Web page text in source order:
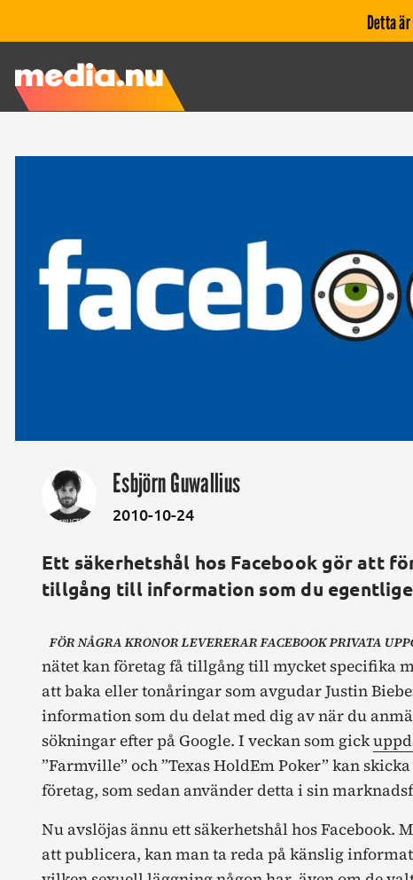
Detta
Esbjörn Guwallius
2010-10-24
Ett säkerhetshål hos Facebook gör att
tillgång till information som du
FÖR NÅGRA KRONOR LEVERERAR FACEBOOK PRIVATA
nätet kan företag få tillgång till mycket specifika
att baka eller tonåringar som avgudar Justin
information som du delat med dig av när du
sökningar efter på Google. I veckan som gick
”Farmville” och ”Texas HoldEm Poker” kan
företag, som sedan använder detta i sin
Nu avslöjas ännu ett säkerhetshål hos Facebook.
att publicera, kan man ta reda på känslig